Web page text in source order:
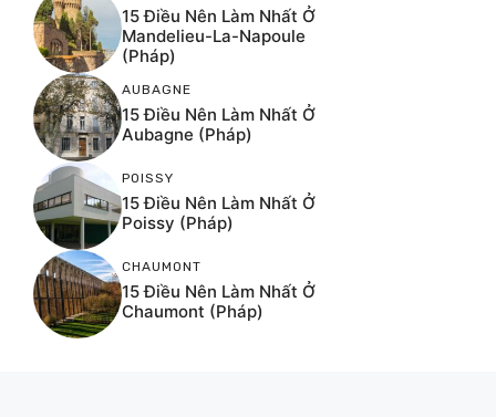
15 Điều Nên Làm Nhất Ở
Mandelieu-La-Napoule
(Pháp)
AUBAGNE
15 Điều Nên Làm Nhất Ở
Aubagne (Pháp)
POISSY
15 Điều Nên Làm Nhất Ở
Poissy (Pháp)
CHAUMONT
15 Điều Nên Làm Nhất Ở
Chaumont (Pháp)